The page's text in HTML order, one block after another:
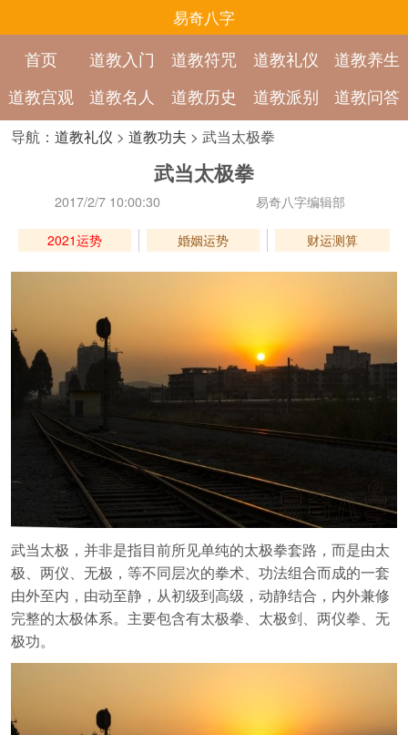
易奇八字
首页 道教入门 道教符咒 道教礼仪
道教养生
道教宫观
道教名人 道教历史 道教派别 道教问答
导航： 道教礼仪 > 道教功夫 > 武当太极拳
武当太极拳
2017/2/7 10:00:30 易奇八字编辑部
2021运势 婚姻运势 财运测算
武当太极，并非是指目前所见单纯的太极拳套路，而是由太
极、两仪、无极，等不同层次的拳术、功法组合而成的一套
由外至内，由动至静，从初级到高级，动静结合，内外兼修
完整的太极体系。主要包含有太极拳、太极剑、两仪拳、无
极功。